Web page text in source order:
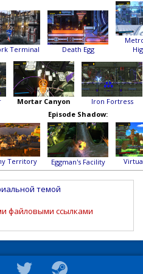
Terminal Death Egg
Mortar Canyon
Iron Fortress
Episode Shadow:
Territory Eggman's Facility
темой
файловыми ссылками